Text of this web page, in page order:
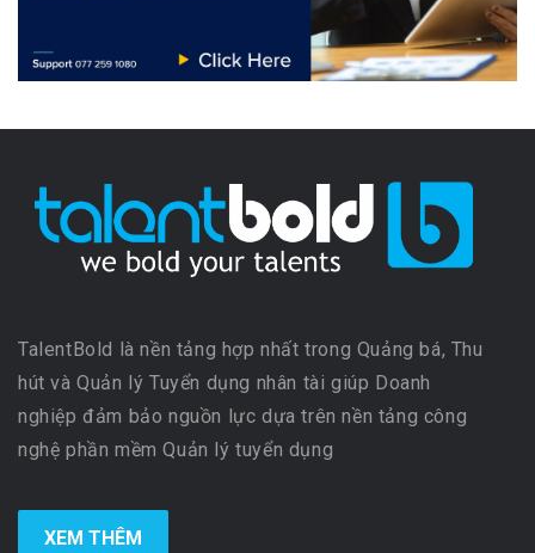
TalentBold là nền tảng hợp nhất trong Quảng bá, Thu
hút và Quản lý Tuyển dụng nhân tài giúp Doanh
nghiệp đảm bảo nguồn lực dựa trên nền tảng công
nghệ phần mềm Quản lý tuyển dụng
XEM THÊM